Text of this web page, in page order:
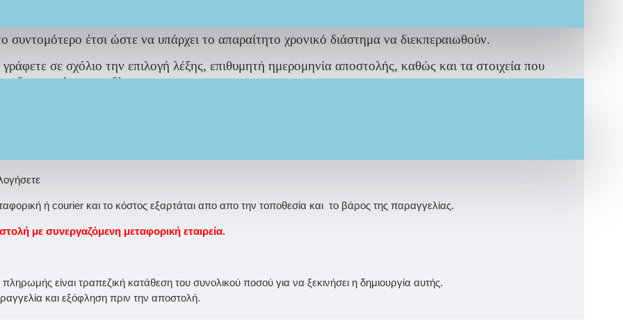
έτσι ώστε να υπάρχει το απαραίτητο χρονικό διάστημα να διεκπεραιωθούν.
σε σχόλιο την επιλογή λέξης, επιθυμητή ημερομηνία αποστολής, καθώς και τα στοιχεία που
διευκρινήσεις σχεδίασης.
να δουλέψουμε βάση αυτού στο βαπτιστικό σας πακέτο.
ή courier και το κόστος εξαρτάται απο απο την τοποθεσία και το βάρος της παραγγελίας.
με συνεργαζόμενη μεταφορική εταιρεία.
είναι τραπεζική κατάθεση του συνολικού ποσού για να ξεκινήσει η δημιουργία αυτής.
και εξόφληση πριν την αποστολή.